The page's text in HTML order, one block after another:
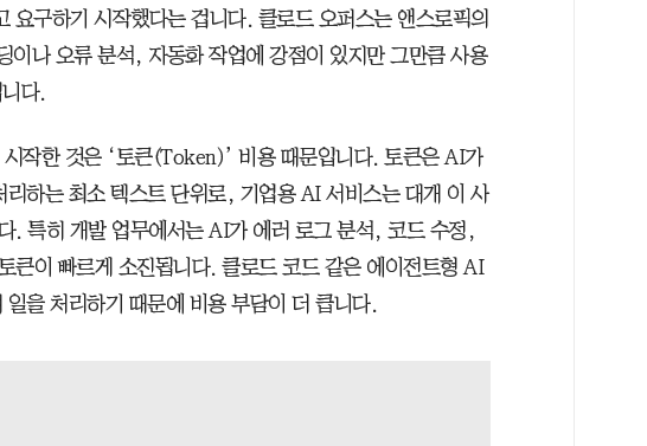
요구하기 시작했다는 겁니다. 클로드 오퍼스는 앤스로픽의
이나 오류 분석, 자동화 작업에 강점이 있지만 그만큼 사용
다.
작한 것은 ‘토큰(Token)’ 비용 때문입니다. 토큰은 AI가
리하는 최소 텍스트 단위로, 기업용 AI 서비스는 대개 이 사
. 특히 개발 업무에서는 AI가 에러 로그 분석, 코드 수정,
큰이 빠르게 소진됩니다. 클로드 코드 같은 에이전트형 AI
을 처리하기 때문에 비용 부담이 더 큽니다.